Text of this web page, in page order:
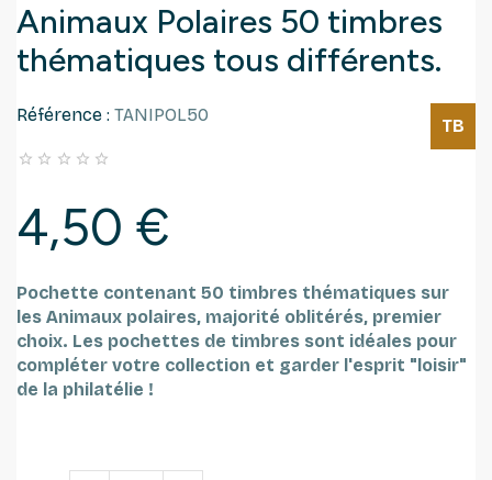
Animaux Polaires 50 timbres
thématiques tous différents.
Référence : TANIPOL50
TB
    
4,50 €
Pochette contenant 50 timbres thématiques sur
les Animaux polaires, majorité oblitérés, premier
choix. Les pochettes de timbres sont idéales pour
compléter votre collection et garder l'esprit "loisir"
de la philatélie !